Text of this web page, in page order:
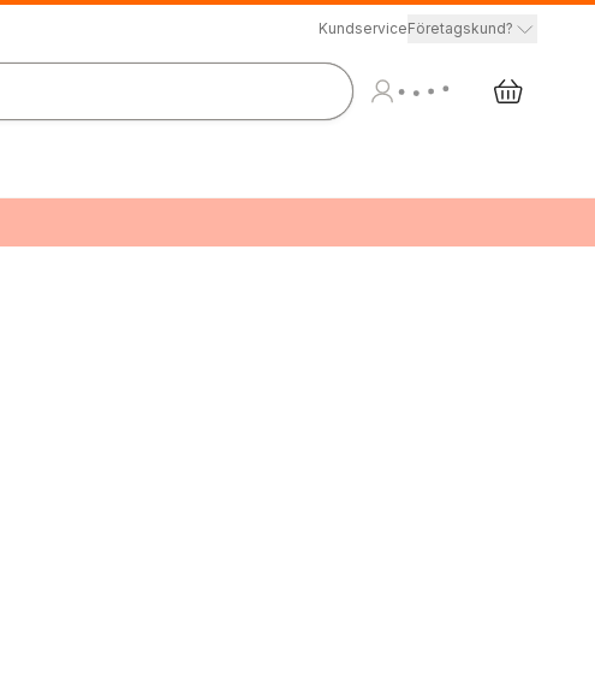
KundserviceFöretagskund?